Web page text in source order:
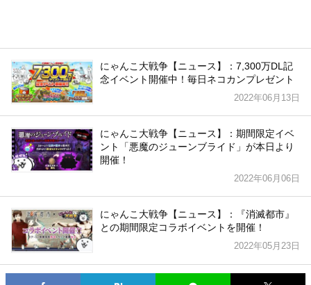
にゃんこ大戦争【ニュース】：7,300万DL記
念イベント開催中！毎日ネコカンプレゼント
2022年06月13日
にゃんこ大戦争【ニュース】：期間限定イベ
ント「悪魔のジューンブライド」が本日より
開催！
2022年06月06日
にゃんこ大戦争【ニュース】：『消滅都市』
との期間限定コラボイベントを開催！
2022年05月23日